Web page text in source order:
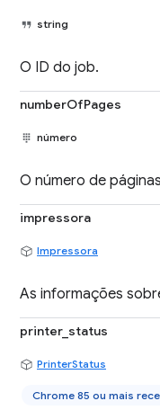
string
O ID do job.
numberOfPages
número
O número de
impressora
Impressora
As informações
printer_status
PrinterStatus
Chrome 85 ou mais